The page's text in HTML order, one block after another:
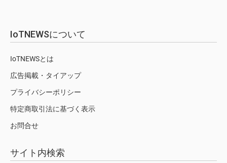
IoTNEWSについて
IoTNEWSとは
広告掲載・タイアップ
プライバシーポリシー
特定商取引法に基づく表示
お問合せ
サイト内検索